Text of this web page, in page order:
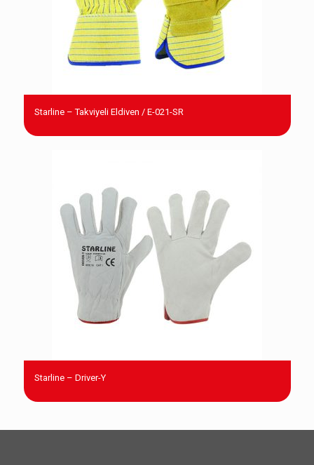
Starline – Takviyeli Eldiven / E-021-SR
Starline – Driver-Y